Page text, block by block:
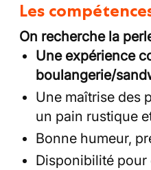
Les
On recherche la
Une expérience
boulangerie/
Une maîtrise des
un pain rustique
Bonne humeur,
Disponibilité pour